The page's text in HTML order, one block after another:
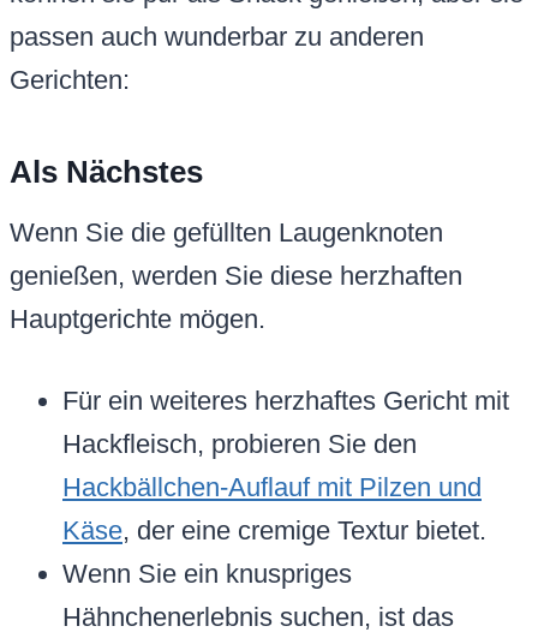
passen auch wunderbar zu anderen
Gerichten:
Als Nächstes
Wenn Sie die gefüllten Laugenknoten
genießen, werden Sie diese herzhaften
Hauptgerichte mögen.
Für ein weiteres herzhaftes Gericht mit
Hackfleisch, probieren Sie den
Hackbällchen-Auflauf mit Pilzen und
Käse, der eine cremige Textur bietet.
Wenn Sie ein knuspriges
Hähnchenerlebnis suchen, ist das